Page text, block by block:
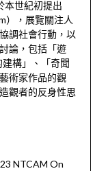
本世紀初提出
），展覽關注人
調社會行動，以
論，包括「遊
構」、「奇聞
術家作品的觀
觀者的反身性思
NTCAM On